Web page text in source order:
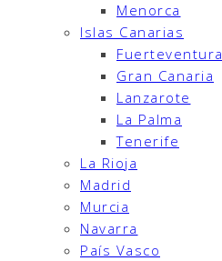
Menorca
Islas Canarias
Fuerteventura
Gran Canaria
Lanzarote
La Palma
Tenerife
La Rioja
Madrid
Murcia
Navarra
País Vasco